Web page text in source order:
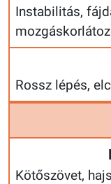
Instabilitás,
Rossz lépés,
Kötőszövet,